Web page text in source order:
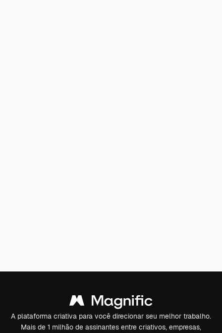
A plataforma criativa para você direcionar seu melhor trabalho.
Mais de 1 milhão de assinantes entre criativos, empresas,